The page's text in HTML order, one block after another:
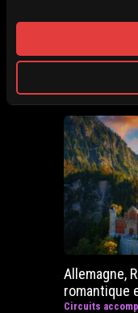
Allemagne,
romantique
Circuits